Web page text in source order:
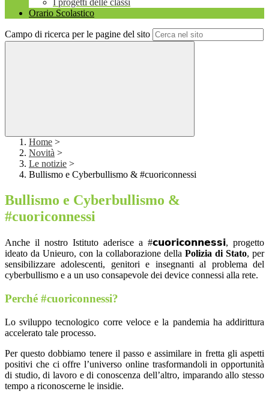
I progetti delle classi
Orario Scolastico
Campo di ricerca per le pagine del sito
Home >
Novità >
Le notizie >
Bullismo e Cyberbullismo & #cuoriconnessi
Bullismo e Cyberbullismo &
#cuoriconnessi
Anche il nostro Istituto aderisce a #𝗰𝘂𝗼𝗿𝗶𝗰𝗼𝗻𝗻𝗲𝘀𝘀𝗶, progetto
ideato da Unieuro, con la collaborazione della Polizia di Stato, per
sensibilizzare adolescenti, genitori e insegnanti al problema del
cyberbullismo e a un uso consapevole dei device connessi alla rete.
Perché #cuoriconnessi?
Lo sviluppo tecnologico corre veloce e la pandemia ha addirittura
accelerato tale processo.
Per questo dobbiamo tenere il passo e assimilare in fretta gli aspetti
positivi che ci offre l’universo online trasformandoli in opportunità
di studio, di lavoro e di conoscenza dell’altro, imparando allo stesso
tempo a riconoscerne le insidie.